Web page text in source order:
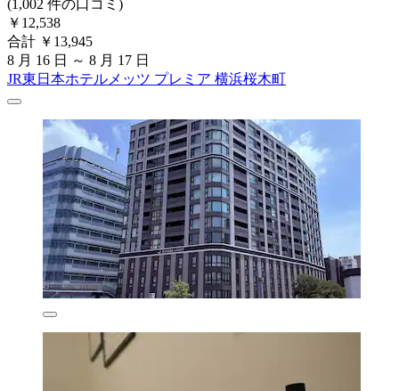
(1,002 件の口コミ)
￥12,538
合計 ￥13,945
8 月 16 日 ～ 8 月 17 日
JR東日本ホテルメッツ プレミア 横浜桜木町